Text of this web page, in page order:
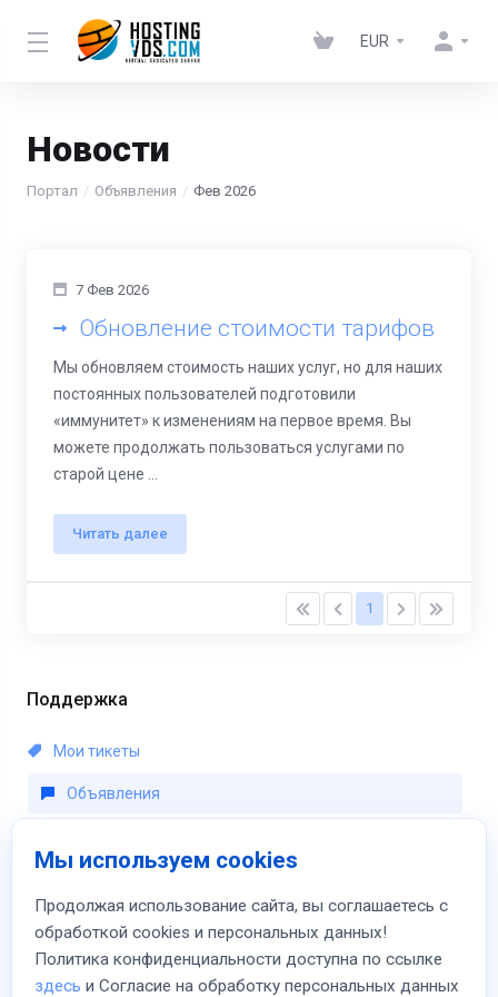
EUR
Новости
Портал Объявления Фев 2026
Поддержка
Мои тикеты
Объявления
Статус сети
Открыть тикет
7 Фев 2026
Обновление стоимости тарифов
Мы обновляем стоимость наших услуг, но для наших
постоянных пользователей подготовили
«иммунитет» к изменениям на первое время. Вы
можете продолжать пользоваться услугами по
старой цене ...
Читать далее
1
Мы используем cookies
Продолжая использование сайта, вы соглашаетесь с
обработкой cookies и персональных данных!
Политика конфиденциальности доступна по ссылке
здесь и Согласие на обработку персональных данных